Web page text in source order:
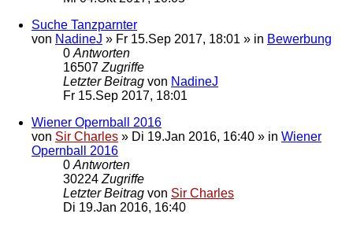
Suche Tanzparnter
von NadineJ » Fr 15.Sep 2017, 18:01 » in Bewerbung
0 Antworten
16507 Zugriffe
Letzter Beitrag von NadineJ
Fr 15.Sep 2017, 18:01
Wiener Opernball 2016
von Sir Charles » Di 19.Jan 2016, 16:40 » in Wiener
Opernball 2016
0 Antworten
30224 Zugriffe
Letzter Beitrag von Sir Charles
Di 19.Jan 2016, 16:40